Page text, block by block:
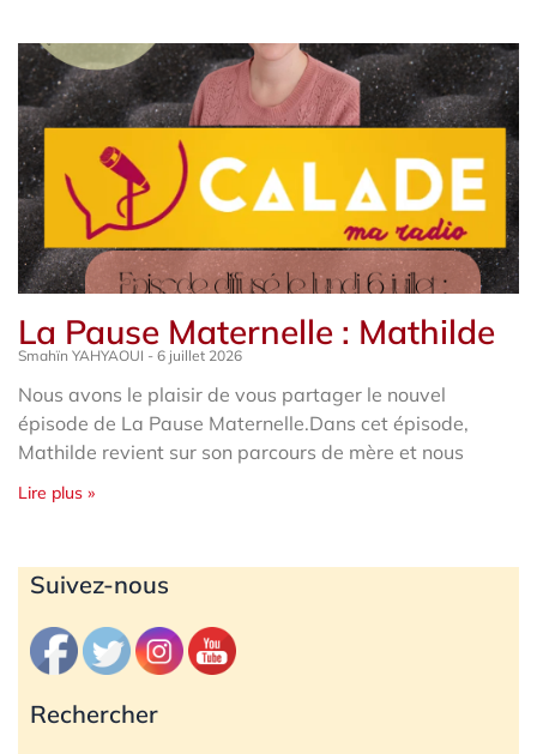
La Pause Maternelle : Mathilde
Smahïn YAHYAOUI 6 juillet 2026
Nous avons le plaisir de vous partager le nouvel
épisode de La Pause Maternelle.Dans cet épisode,
Mathilde revient sur son parcours de mère et nous
Lire plus »
Suivez-nous
Rechercher
Archives